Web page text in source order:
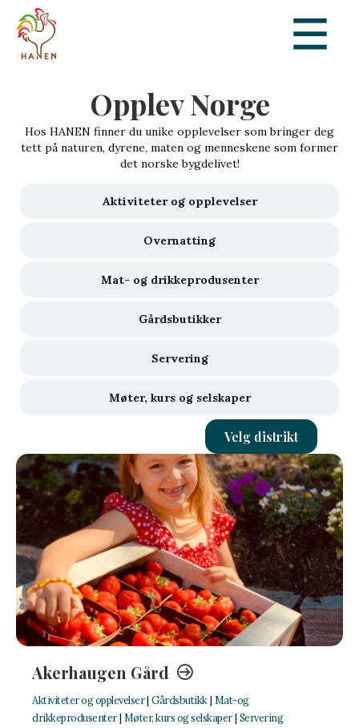
Opplev Norge
Hos HANEN finner du unike opplevelser som bringer deg
tett på naturen, dyrene, maten og menneskene som former
det norske bygdelivet!
Aktiviteter og opplevelser
Overnatting
Mat- og drikkeprodusenter
Gårdsbutikker
Servering
Møter, kurs og selskaper
Velg distrikt
Akerhaugen Gård
Aktiviteter og opplevelser| Gårdsbutikk| Mat-og
drikkeprodusenter| Møter, kurs og selskaper| Servering